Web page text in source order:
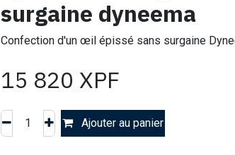
surgaine dyneema
Confection d'un œil épissé sans surgaine
15 820 XPF
Ajouter au panier